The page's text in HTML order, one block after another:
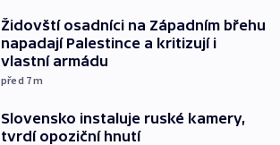
Židovští osadníci na Západním břehu
napadají Palestince a kritizují i
vlastní armádu
před 7m
Slovensko instaluje ruské kamery,
tvrdí opoziční hnutí